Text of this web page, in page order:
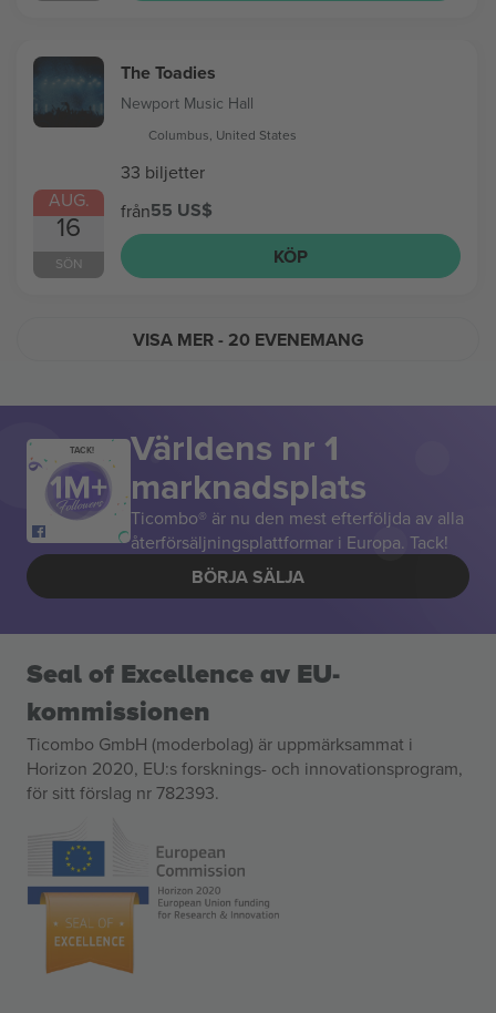
AUG.
16
SÖN
The Toadies
Newport Music Hall
Columbus, United States
33 biljetter
från55 US$
KÖP
VISA MER- 20 EVENEMANG
TACK! Världens nr 1
marknadsplats
Ticombo® är nu den mest efterföljda av alla
återförsäljningsplattformar i Europa. Tack!
BÖRJA SÄLJA
Seal of Excellence av EU-
kommissionen
Ticombo GmbH (moderbolag) är uppmärksammat i
Horizon 2020, EU:s forsknings- och innovationsprogram,
för sitt förslag nr 782393.